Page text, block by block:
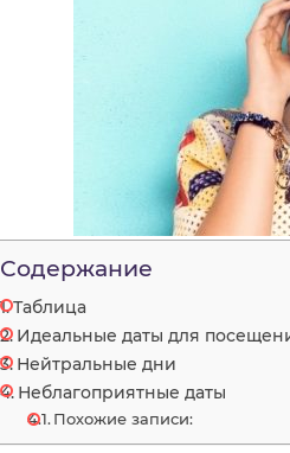
Содержание
Таблица
Идеальные даты для
Нейтральные дни
Неблагоприятные даты
Похожие записи: